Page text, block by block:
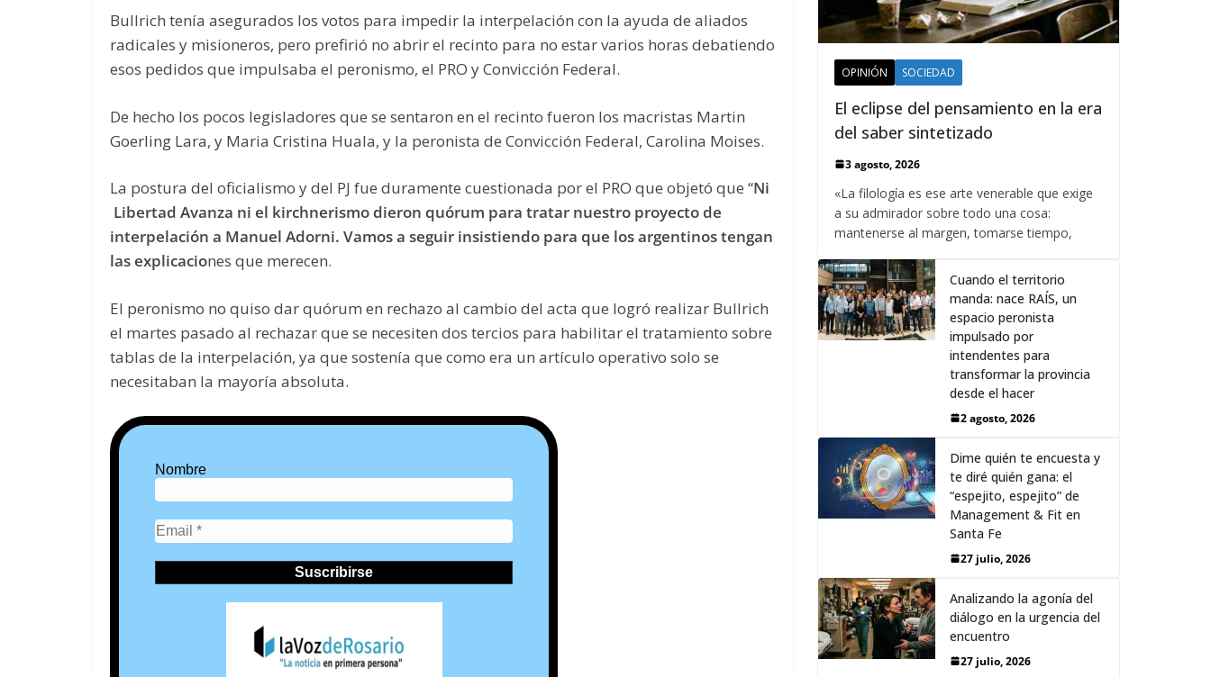
Bullrich tenía asegurados los votos para impedir la interpelación con la ayuda de aliados
radicales y misioneros, pero prefirió no abrir el recinto para no estar varios horas debatiendo
esos pedidos que impulsaba el peronismo, el PRO y Convicción Federal.
De hecho los pocos legisladores que se sentaron en el recinto fueron los macristas Martin
Goerling Lara, y Maria Cristina Huala, y la peronista de Convicción Federal, Carolina Moises.
La postura del oficialismo y del PJ fue duramente cuestionada por el PRO que objetó que “Ni
Libertad Avanza ni el kirchnerismo dieron quórum para tratar nuestro proyecto de
interpelación a Manuel Adorni. Vamos a seguir insistiendo para que los argentinos tengan
las explicaciones que merecen.
El peronismo no quiso dar quórum en rechazo al cambio del acta que logró realizar Bullrich
el martes pasado al rechazar que se necesiten dos tercios para habilitar el tratamiento sobre
tablas de la interpelación, ya que sostenía que como era un artículo operativo solo se
necesitaban la mayoría absoluta.
Nombre
OPINIÓN SOCIEDAD
El eclipse del pensamiento en la era
del saber sintetizado
3 agosto, 2026
«La filología es ese arte venerable que exige
a su admirador sobre todo una cosa:
mantenerse al margen, tomarse tiempo,
Cuando el territorio
manda: nace RAÍS, un
espacio peronista
impulsado por
intendentes para
transformar la provincia
desde el hacer
2 agosto, 2026
Dime quién te encuesta y
te diré quién gana: el
“espejito, espejito” de
Management & Fit en
Santa Fe
27 julio, 2026
Analizando la agonía del
diálogo en la urgencia del
encuentro
27 julio, 2026